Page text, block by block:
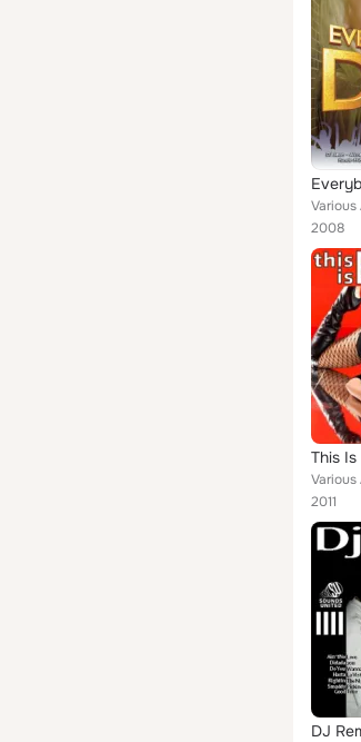
2008
This Is
2011